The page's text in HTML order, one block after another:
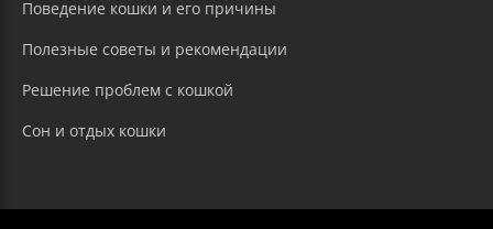
Поведение кошки и его причины
Полезные советы и рекомендации
Решение проблем с кошкой
Сон и отдых кошки